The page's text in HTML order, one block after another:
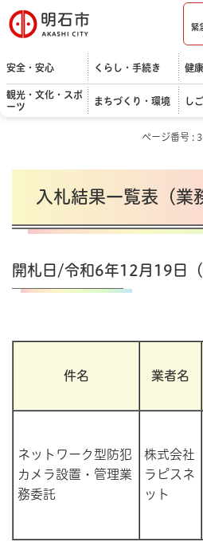
明石市
緊
安全・安心 くらし・手続き 健
観光・文化・スポ
ーツ
まちづくり・環境 し
ページ番号 :
入札結果一覧表（業
開札日/令和6年12月19日（
件名 業者名
ネットワーク型防犯
カメラ設置・管理業
務委託
株式会社
ラピスネ
ット